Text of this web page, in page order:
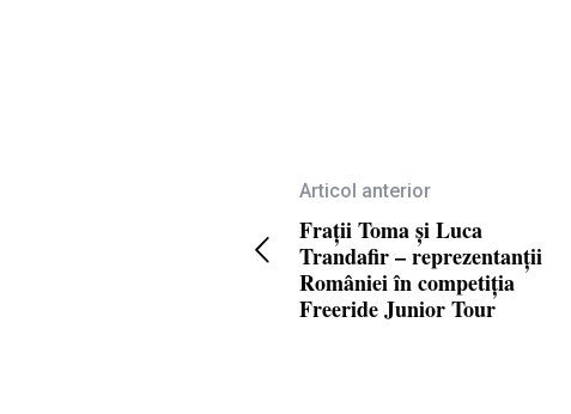
Articol anterior
Frații Toma și Luca
Trandafir – reprezentanții
României în competiția
Freeride Junior Tour